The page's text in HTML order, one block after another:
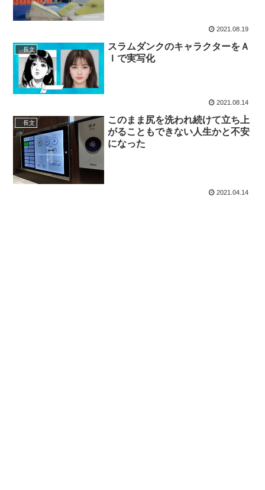
2021.08.19
長文
スラムダンクのキャラクターをＡ
Ｉで実写化
2021.08.14
長文
このまま尻を洗われ続けて立ち上
がることもできない人生かと不安
になった
2021.04.14